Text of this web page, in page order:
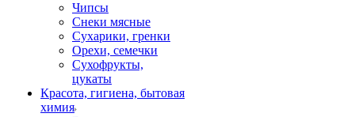
Чипсы
Снеки мясные
Сухарики, гренки
Орехи, семечки
Сухофрукты,
цукаты
Красота, гигиена, бытовая
химия